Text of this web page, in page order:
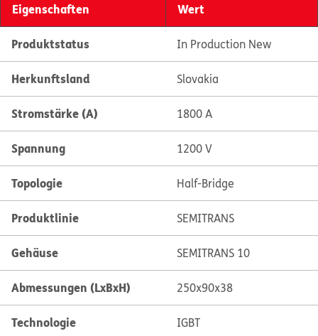
Eigenschaften Wert
Produktstatus In Production New
Herkunftsland Slovakia
Stromstärke (A) 1800 A
Spannung 1200 V
Topologie Half-Bridge
Produktlinie SEMITRANS
Gehäuse SEMITRANS 10
Abmessungen (LxBxH) 250x90x38
Technologie IGBT